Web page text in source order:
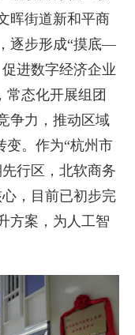
晖街道新和平商
逐步形成“摸底—
进数字经济企业
常态化开展组团
争力，推动区域
变。作为“杭州市
行区，北软商务
，目前已初步完
方案，为人工智